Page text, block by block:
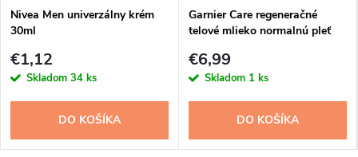
Nivea Men univerzálny krém
30ml
€1,12
Skladom 34 ks
DO KOŠÍKA
Garnier Care regeneračné
telové mlieko normalnú pleť
€6,99
Skladom 1 ks
DO KOŠÍKA